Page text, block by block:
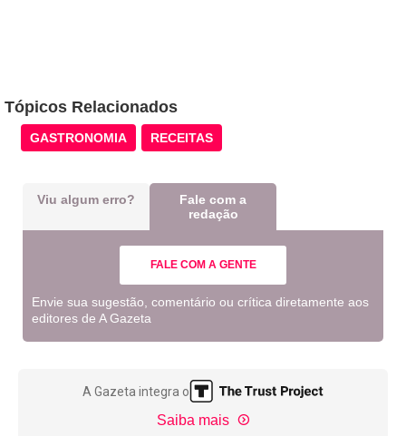
Tópicos Relacionados
GASTRONOMIA RECEITAS
Viu algum erro?
Fale com a
redação
FALE COM A GENTE
Envie sua sugestão, comentário ou crítica diretamente aos
editores de A Gazeta
A Gazeta integra o
Saiba mais